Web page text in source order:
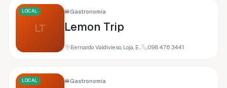
LT
LOCAL 🍔Gastronomía
Lemon Trip
Bernardo Valdivieso, Loja, Ecuador 098 476 3441
LOCAL 🍔Gastronomía